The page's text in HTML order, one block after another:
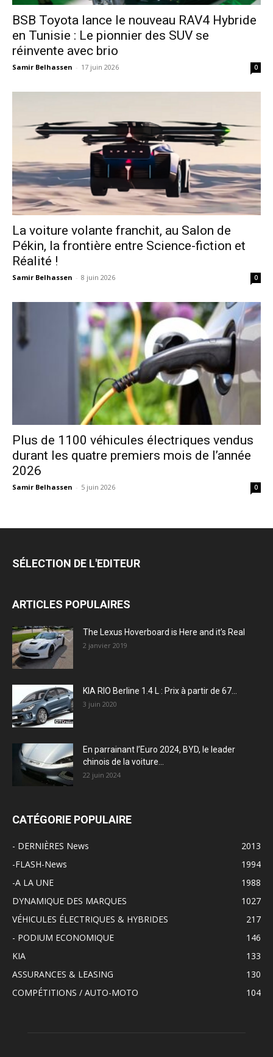
​BSB Toyota lance le nouveau RAV4 Hybride
en Tunisie : Le pionnier des SUV se
réinvente avec brio
Samir Belhassen - 17 juin 2026 0
La voiture volante franchit, au Salon de
Pékin, la frontière entre Science-fiction et
Réalité !
Samir Belhassen - 8 juin 2026 0
Plus de 1100 véhicules électriques vendus
durant les quatre premiers mois de l’année
2026
Samir Belhassen - 5 juin 2026 0
SÉLECTION DE L'EDITEUR
ARTICLES POPULAIRES
The Lexus Hoverboard is Here and it’s Real
2 janvier 2019
KIA RIO Berline 1.4 L : Prix à partir de 67...
3 juin 2020
En parrainant l’Euro 2024, BYD, le leader
chinois de la voiture...
22 juin 2024
CATÉGORIE POPULAIRE
- DERNIÈRES News
2013
-FLASH-News
1994
-A LA UNE
1988
DYNAMIQUE DES MARQUES
1027
VÉHICULES ÉLECTRIQUES & HYBRIDES
217
- PODIUM ECONOMIQUE
146
KIA
133
ASSURANCES & LEASING
130
COMPÉTITIONS / AUTO-MOTO
104